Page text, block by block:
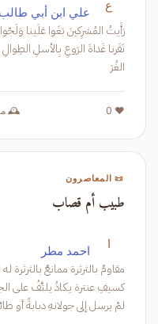
ع علي ابن أبي طالب
الغُرَ
❤️ 0 🕰️ منذ
📜 المعاصرون
طبيب أم قصاب
ا احمد مطر
مقاومٌ بالثرثرة ممانعٌ
كسيفِ عنترة يكادُ يلتَّفُ على
لمْ يرسل إلى جولانهِ دبابةً أو